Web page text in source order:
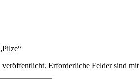
Erforderliche Felder sind mit